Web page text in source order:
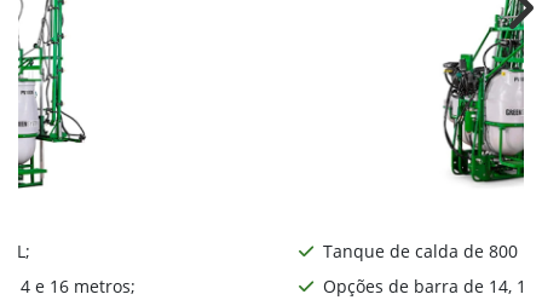
L;
14 e 16 metros;
Tanque de calda de 800 L;
Opções de barra de 14,